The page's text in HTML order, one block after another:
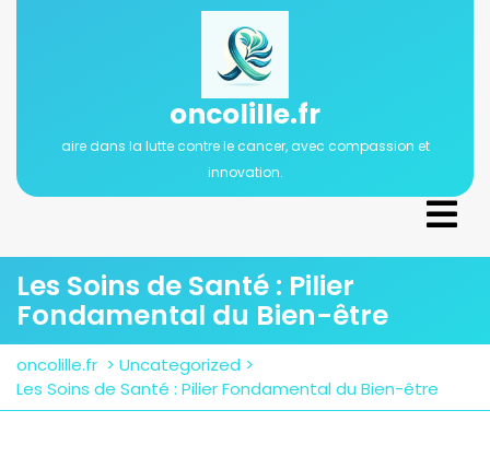
oncolille.fr
aire dans la lutte contre le cancer, avec compassion et
innovation.
Les Soins de Santé : Pilier
Fondamental du Bien-être
oncolille.fr > Uncategorized >
Les Soins de Santé : Pilier Fondamental du Bien-être